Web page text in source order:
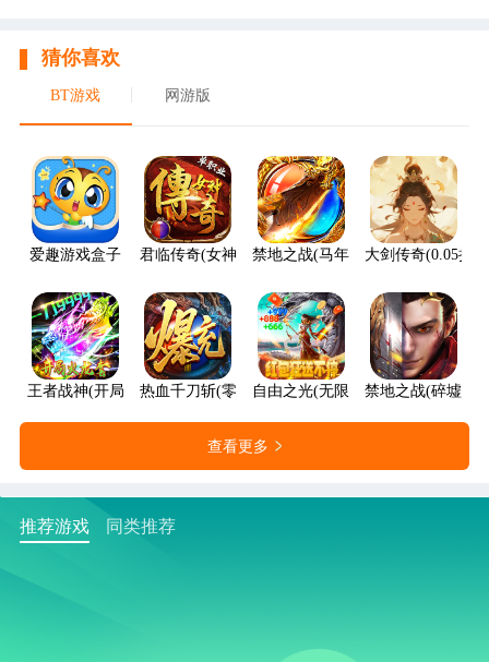
猜你喜欢
BT游戏 网游版
爱趣游戏盒子 君临传奇(女神传奇福利版)禁地之战(马年火龙神器)大剑传奇(0.05折
王者战神(开局火龙套)热血千刀斩(零氪送赞爆充)自由之光(无限红包免费版)
禁地之战(碎墟诸
查看更多
推荐游戏 同类推荐